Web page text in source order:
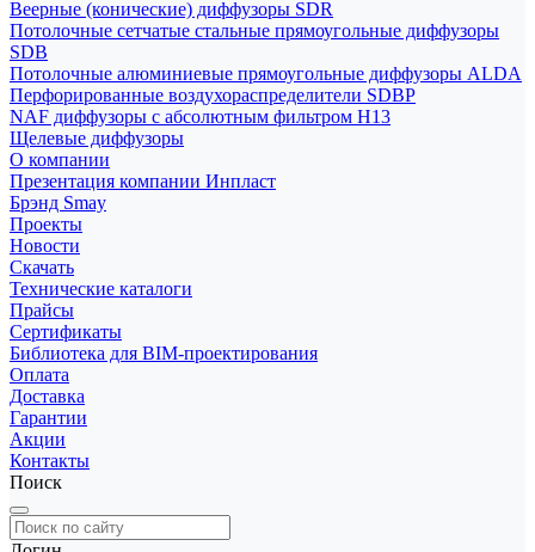
Веерные (конические) диффузоры SDR
Потолочные сетчатые стальные прямоугольные диффузоры
SDB
Потолочные алюминиевые прямоугольные диффузоры ALDA
Перфорированные воздухораспределители SDBP
NAF диффузоры с абсолютным фильтром Н13
Щелевые диффузоры
О компании
Презентация компании Инпласт
Брэнд Smay
Проекты
Новости
Скачать
Технические каталоги
Прайсы
Сертификаты
Библиотека для BIM-проектирования
Оплата
Доставка
Гарантии
Акции
Контакты
Поиск